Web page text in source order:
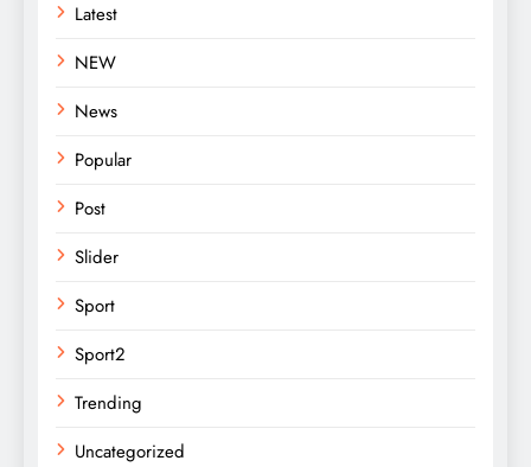
Latest
NEW
News
Popular
Post
Slider
Sport
Sport2
Trending
Uncategorized